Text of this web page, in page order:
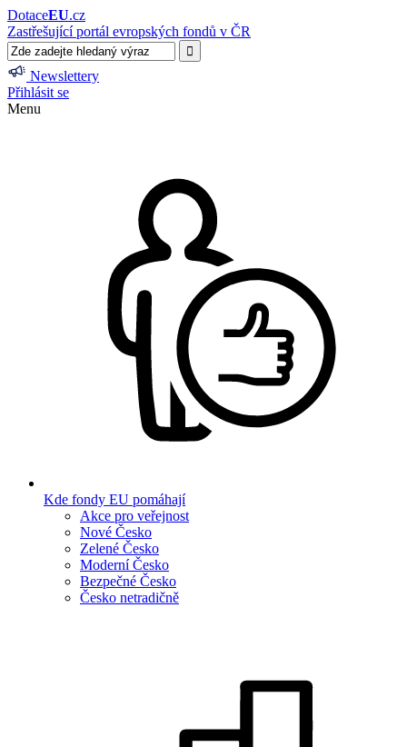
DotaceEU.cz
Zastřešující portál evropských fondů v ČR
Newslettery
Přihlásit se
Menu
Kde fondy EU pomáhají
Akce pro veřejnost
Nové Česko
Zelené Česko
Moderní Česko
Bezpečné Česko
Česko netradičně